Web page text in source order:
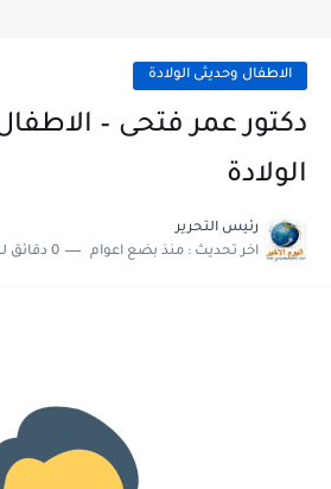
الاطفال وحديثى الولادة
دكتور عمر فتحى –
الولادة
رئيس التحرير
اخر تحديث : منذ بضع اعوام 0 دقائق للقراءة